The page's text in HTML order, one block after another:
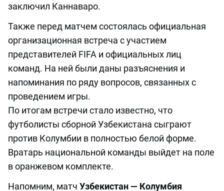
заключил Каннаваро.
Также перед матчем состоялась официальная
организационная встреча с участием
представителей FIFA и официальных лиц
команд. На ней были даны разъяснения и
напоминания по ряду вопросов, связанных с
проведением игры.
По итогам встречи стало известно, что
футболисты сборной Узбекистана сыграют
против Колумбии в полностью белой форме.
Вратарь национальной команды выйдет на поле
в оранжевом комплекте.
Напомним, матч Узбекистан — Колумбия